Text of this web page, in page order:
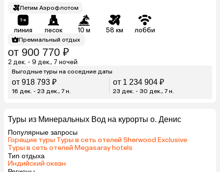
Летим Аэрофлотом
линия песок 10 м 58 км лобби
Премиальный отдых
от 900 770 ₽
2 дек. - 9 дек., 7 ночей
Выгодные туры на соседние даты
от 918 793 ₽
16 дек. - 23 дек., 7 н.
от 1 234 904 ₽
23 дек. - 30 дек., 7 н.
Туры из Минеральных Вод на курорты о. Денис
Популярные запросы
Горящие туры·Туры в сеть отелей Sherwood Exclusive·
Туры в сеть отелей Megasaray hotels
Тип отдыха
Индийский океан